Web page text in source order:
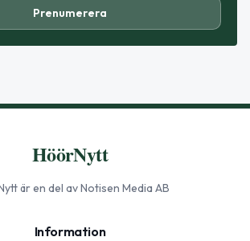
Prenumerera
HöörNytt
är en del av Notisen Media AB
Information